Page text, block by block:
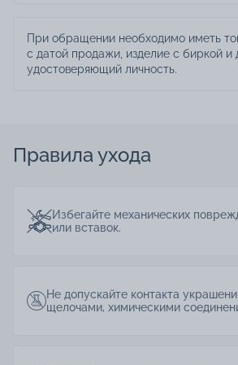
При обращении необходимо иметь
с датой продажи, изделие с биркой и
удостоверяющий личность.
Правила ухода
Избегайте механических
или вставок.
Не допускайте контакта
щелочами, химическими